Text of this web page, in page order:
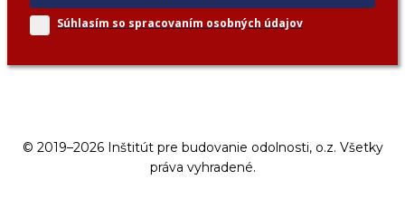
Súhlasím so spracovaním osobných údajov
© 2019–2026 Inštitút pre budovanie odolnosti, o.z. Všetky
práva vyhradené.